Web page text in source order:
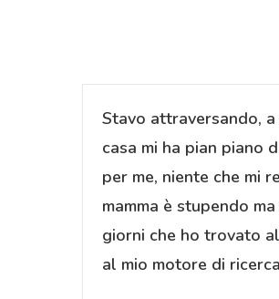
Stavo attraversando,
casa mi ha pian piano
per me, niente che mi
mamma è stupendo
giorni che ho trovato
al mio motore di